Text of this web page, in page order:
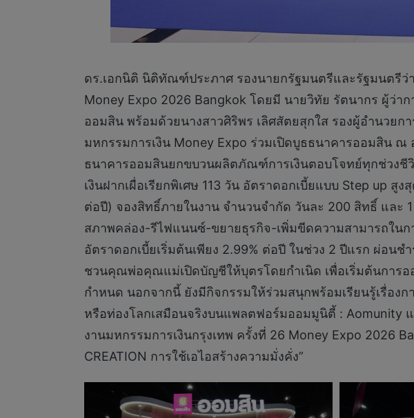
ดร.เอกนิติ นิติทัณฑ์ประภาศ รองนายกรัฐมนตรีและรัฐมนตรีว่า
Money Expo 2026 Bangkok โดยมี นายวิทัย รัตนากร ผู้ว่
ออมสิน พร้อมด้วยนางสาวศิริพร เลิศสัตยสุกใส รองผู้อำนวย
มหกรรมการเงิน Money Expo ร่วมเปิดบูธธนาคารออมสิน
ธนาคารออมสินยกขบวนผลิตภัณฑ์การเงินตอบโจทย์ทุกช่วงชีวิ
เงินฝากเผื่อเรียกพิเศษ 113 วัน อัตราดอกเบี้ยแบบ Step up สู
ต่อปี) จองสิทธิ์ภายในงาน จำนวนจำกัด วันละ 200 สิทธิ์ และ
สภาพคล่อง-รีไฟแนนซ์-ขยายธุรกิจ-เพิ่มขีดความสามารถในก
อัตราดอกเบี้ยเริ่มต้นเพียง 2.99% ต่อปี ในช่วง 2 ปีแรก ผ่อน
ชวนคุณพ่อคุณแม่เปิดบัญชีให้บุตรโดยกำเนิด เพื่อเริ่มต้นการ
กำหนด นอกจากนี้ ยังมีกิจกรรมให้ร่วมสนุกพร้อมเรียนรู้เรื่อง
หรือท่องโลกเสมือนจริงบนแพลตฟอร์มออมมูนิตี้ : Aomunity
งานมหกรรมการเงินกรุงเทพ ครั้งที่ 26 Money Expo 2026
CREATION การใช้เอไอสร้างความมั่งคั่ง”